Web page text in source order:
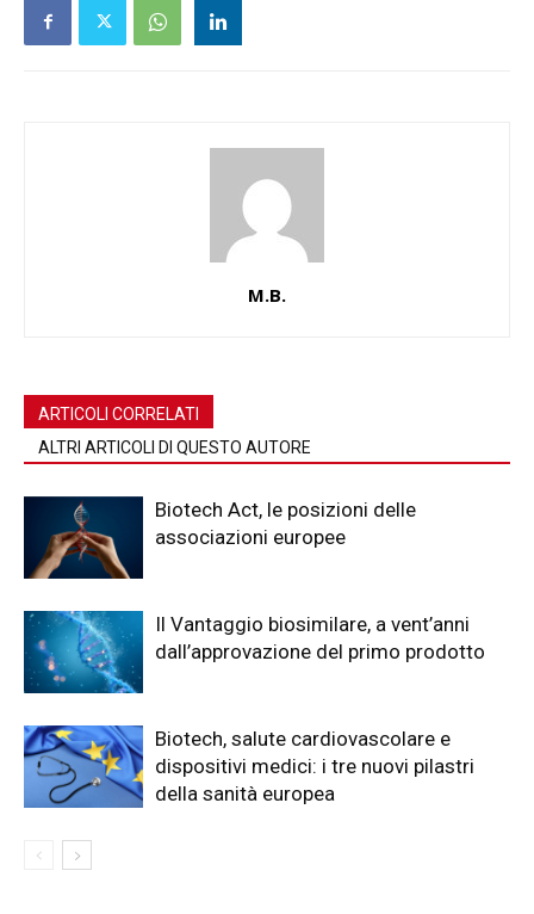
M.B.
ARTICOLI CORRELATI
ALTRI ARTICOLI DI QUESTO AUTORE
Biotech Act, le posizioni delle
associazioni europee
Il Vantaggio biosimilare, a vent’anni
dall’approvazione del primo prodotto
Biotech, salute cardiovascolare e
dispositivi medici: i tre nuovi pilastri
della sanità europea